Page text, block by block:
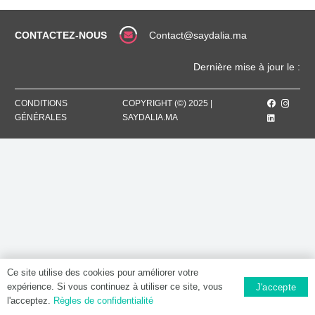
CONTACTEZ-NOUS Contact@saydalia.ma
Dernière mise à jour le :
CONDITIONS
GÉNÉRALES
COPYRIGHT (©) 2025 |
SAYDALIA.MA
Ce site utilise des cookies pour améliorer votre
expérience. Si vous continuez à utiliser ce site, vous
l'acceptez. Règles de confidentialité
J'accepte